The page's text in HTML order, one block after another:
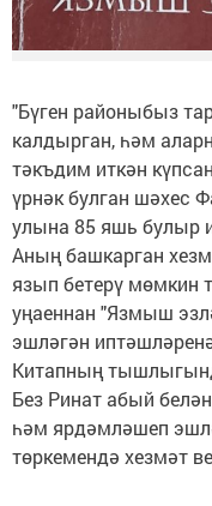
"Бүген районыбыз
калдырган, һәм
тәкъдим иткән
үрнәк булган шәхес
улына 85 яшь булыр
Аның башкарган
язып бетерү мөмкин
уңаеннан "Язмыш
эшләгән
Китапның
Без Ринат абый
һәм ярдәмләшеп
төркемендә хезмәт